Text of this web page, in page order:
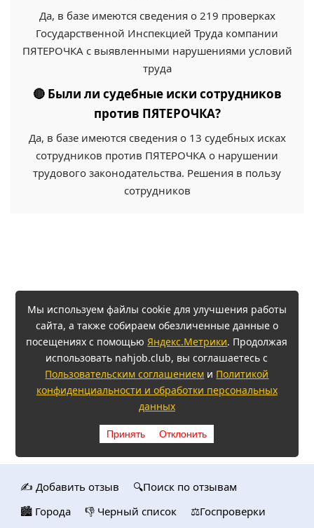
Да, в базе имеются сведения о 219 проверках
Государственной Инспекцией Труда компании
ПЯТЕРОЧКА с выявленными нарушениями условий
труда
🔴 Были ли судебные иски сотрудников
против ПЯТЕРОЧКА?
Да, в базе имеются сведения о 13 судебных исках
сотрудников против ПЯТЕРОЧКА о нарушении
трудового законодательства. Решения в пользу
сотрудников
Мы используем файлы cookie для улучшения работы
сайта, а также собираем обезличенные данные о
посещениях с помощьюЯндекс.Метрики. Продолжая
использовать nahjob.club, вы соглашаетесь с
Пользовательским соглашением и Политикой
конфиденциальности и обработки персональных
данных
Принять Отклонить
✍️ Добавить отзыв
🔍Поиск по отзывам
🏙️ Городa
👎 Черный список ⚖️Госпроверки